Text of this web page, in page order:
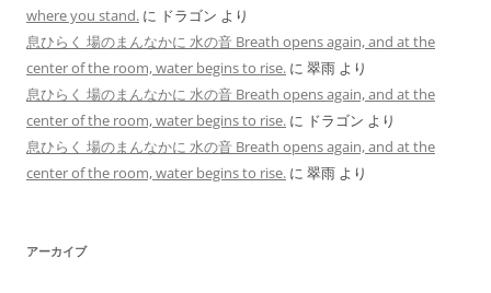
where you stand. に ドラゴン より
息ひらく 場のまんなかに 水の音 Breath opens again, and at the
center of the room, water begins to rise. に 翠雨 より
息ひらく 場のまんなかに 水の音 Breath opens again, and at the
center of the room, water begins to rise. に ドラゴン より
息ひらく 場のまんなかに 水の音 Breath opens again, and at the
center of the room, water begins to rise. に 翠雨 より
アーカイブ